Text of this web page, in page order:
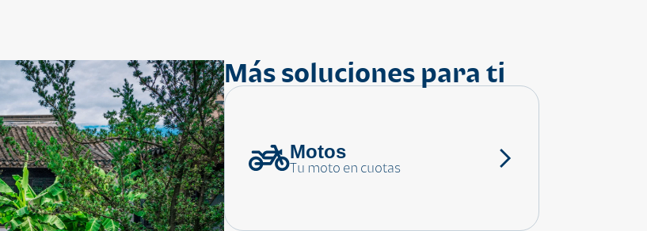
Más soluciones para ti
Motos
Tu moto en cuotas